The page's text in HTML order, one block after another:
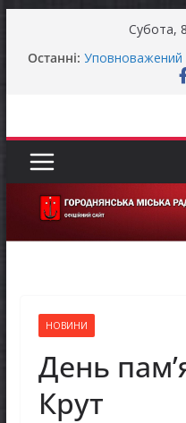
Субота,
Останні: Уповноважений
прав людини
МОВЧАННЯ
Як отримати
для
НОВИНИ
День
Крут